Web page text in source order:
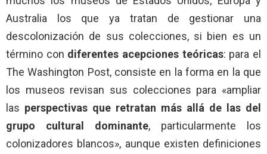
Australia los que ya tratan de gestionar una
descolonización de sus colecciones, si bien es un
término con diferentes acepciones teóricas: para el
The Washington Post, consiste en la forma en la que
los museos revisan sus colecciones para «ampliar
las perspectivas que retratan más allá de las del
grupo cultural dominante, particularmente los
colonizadores blancos», aunque existen definiciones